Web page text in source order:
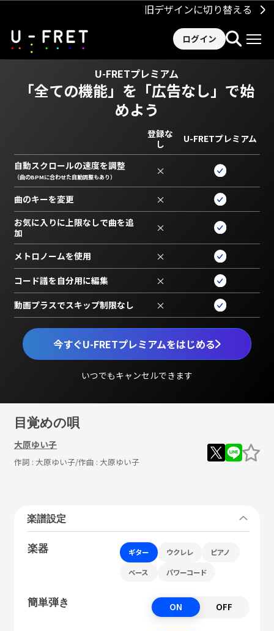
旧デザインに切り替える
ログイン
U-FRETプレミアム
「全ての機能」を 「広告なし」で始
めよう
今すぐU-FRETプレミアムをはじめる
いつでもキャンセルできます
登録な
し
U-FRETプレミアム
自動スクロールの速度を調整
（曲のBPMに合わせた自動調整もあり） ×
曲のキーを変更 ×
お気に入りに上限なしで曲を追
加
×
メトロノームを使用 ×
コード譜を自分用に編集 ×
動画プラスでスキップ制限なし ×
目覚めの唄
大原ゆい子
作詞 : 大原ゆい子/作曲 : 大原ゆい子
楽譜設定
楽器 ギター ウクレレ ピアノ
ベース パワーコード
簡単弾き ON OFF